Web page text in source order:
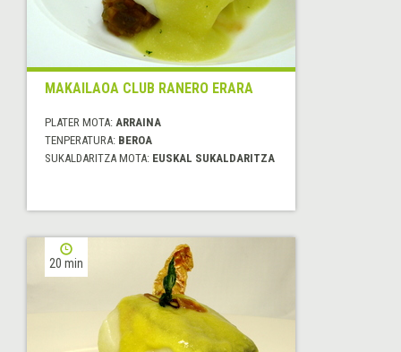
MAKAILAOA CLUB RANERO ERARA
PLATER MOTA: ARRAINA
TENPERATURA: BEROA
SUKALDARITZA MOTA: EUSKAL SUKALDARITZA
20 min